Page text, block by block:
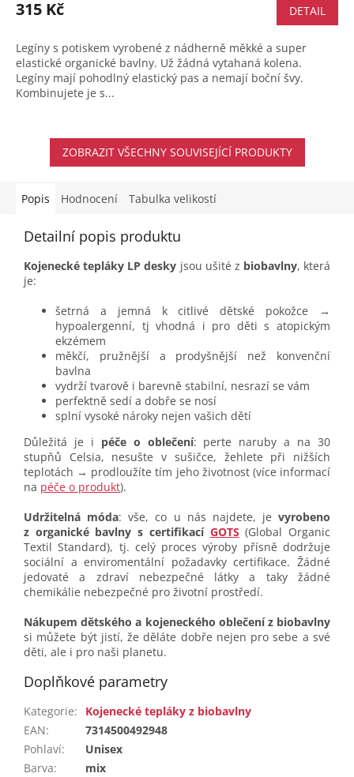
315 Kč DETAIL
Legíny s potiskem vyrobené z nádherně měkké a super
elastické organické bavlny. Už žádná vytahaná kolena.
Legíny mají pohodlný elastický pas a nemají boční švy.
Kombinujete je s...
ZOBRAZIT VŠECHNY SOUVISEJÍCÍ PRODUKTY
Popis Hodnocení Tabulka velikostí
Detailní popis produktu
Kojenecké tepláky LP desky jsou ušité z biobavlny, která
je:
šetrná a jemná k citlivé dětské pokožce →
hypoalergenní, tj vhodná i pro děti s atopickým
ekzémem
měkčí, pružnější a prodyšnější než konvenční
bavlna
vydrží tvarově i barevně stabilní, nesrazí se vám
perfektně sedí a dobře se nosí
splní vysoké nároky nejen vašich dětí
Důležitá je i péče o oblečení: perte naruby a na 30
stupňů Celsia, nesušte v sušičce, žehlete při nižších
teplotách → prodloužíte tím jeho životnost (více informací
na péče o produkt).
Udržitelná móda: vše, co u nás najdete, je vyrobeno
z organické bavlny s certifikací GOTS (Global Organic
Textil Standard), tj. celý proces výroby přísně dodržuje
sociální a enviromentální požadavky certifikace. Žádné
jedovaté a zdraví nebezpečné látky a taky žádné
chemikálie nebezpečné pro životní prostředí.
Nákupem dětského a kojeneckého oblečení z biobavlny
si můžete být jistí, že děláte dobře nejen pro sebe a své
děti, ale i pro naši planetu.
Doplňkové parametry
Kategorie:
Kojenecké tepláky z biobavlny
EAN:
7314500492948
Pohlaví:
Unisex
Barva:
mix